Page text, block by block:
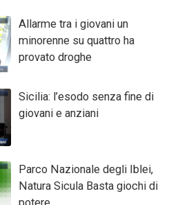
Allarme tra i giovani un
minorenne su quattro ha
provato droghe
Sicilia: l’esodo senza fine di
giovani e anziani
Parco Nazionale degli Iblei,
Natura Sicula Basta giochi di